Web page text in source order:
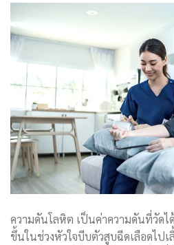
ความดันโลหิต เป็นค่าความดันที่วัดไ
ขึ้นในช่วงหัวใจบีบตัวสูบฉีดเลือดไปเ